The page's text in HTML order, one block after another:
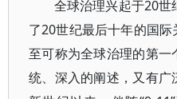
全球治理兴起于20世
了20世纪最后十年的国
至可称为全球治理的第
统、深入的阐述，又有